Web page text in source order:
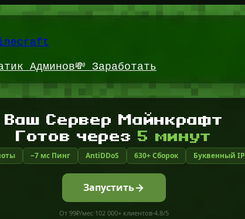
Админов💸 Заработать
Ваш Сервер Майнкрафт
Готов через5 минут
~7 мс Пинг AntiDDoS 630+ Сборок Буквенный IP
Запустить
От 99₽/мес·102 000+ клиентов·4.8/5